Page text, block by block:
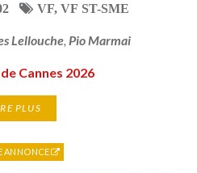
VF, VF ST-SME
Lellouche, Pio Marmai
Cannes 2026
PLUS
ANNONCE